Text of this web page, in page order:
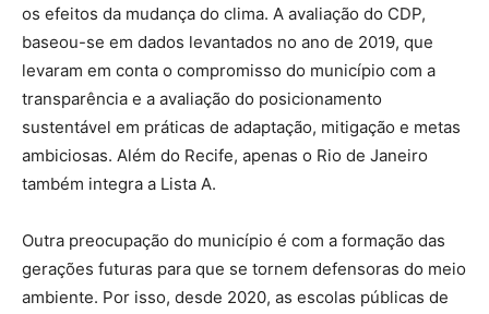
os efeitos da mudança do clima. A avaliação do CDP,
baseou-se em dados levantados no ano de 2019, que
levaram em conta o compromisso do município com a
transparência e a avaliação do posicionamento
sustentável em práticas de adaptação, mitigação e metas
ambiciosas. Além do Recife, apenas o Rio de Janeiro
também integra a Lista A.
Outra preocupação do município é com a formação das
gerações futuras para que se tornem defensoras do meio
ambiente. Por isso, desde 2020, as escolas públicas de